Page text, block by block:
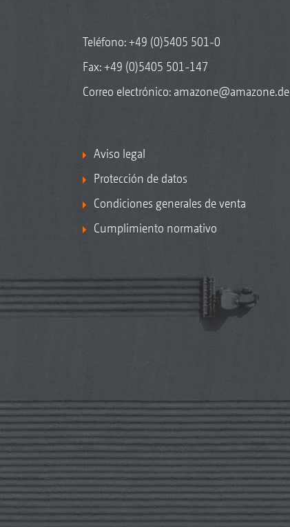
Teléfono:+49 (0)5405 501-0
Fax: +49 (0)5405 501-147
Correo electrónico: amazone@amazone.de
Aviso legal
Protección de datos
Condiciones generales de venta
Cumplimiento normativo